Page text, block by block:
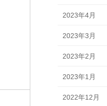
2023年4月
2023年3月
2023年2月
2023年1月
2022年12月